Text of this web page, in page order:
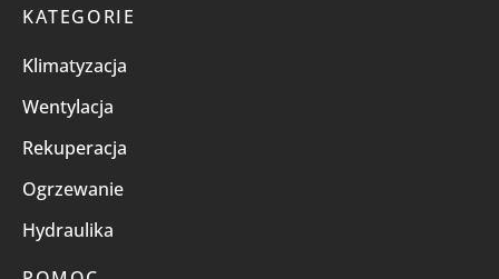
KATEGORIE
Klimatyzacja
Wentylacja
Rekuperacja
Ogrzewanie
Hydraulika